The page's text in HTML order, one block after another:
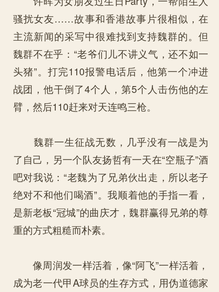
骚扰女友……故事和香港故事片很相似，在
主流新闻的采写中很难找到支持魏群的。但
魏群不在乎：“老爷们儿不讲义气，还不如一
头猪”。打完110报警电话后，他第一个冲进
战团，他干倒了4个人，第5个人击伤他的左
臂，然后110赶来对天连鸣三枪。
魏群一生征战无数，几乎没有一战是为
了自己，另一个队友扬哲有一天在“空瓶子”酒
吧对我说：“老魏为了兄弟伙出走，所以老子
绝对不和他们喝酒”。我顺着他的手指一看，
是新老板“冠城”的曲庆才，魏群赢得兄弟的尊
重的方式粗糙而朴素。
像周润发一样活着，像“阿飞”一样活着，
成为老一代甲A球员的生存方式，用伪道德家